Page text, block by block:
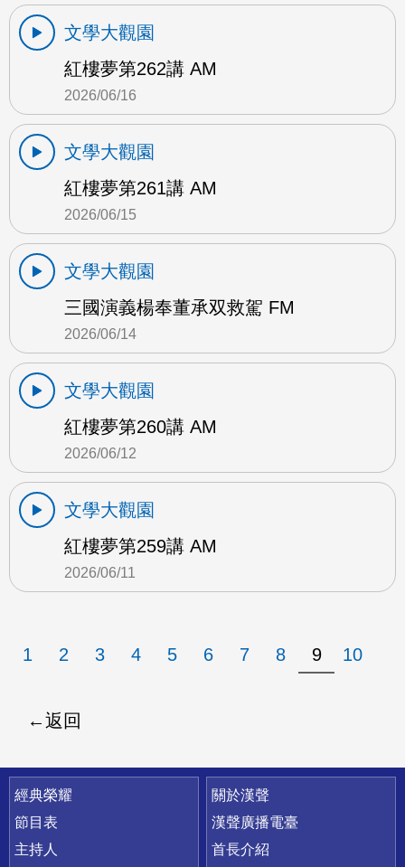
文學大觀園
紅樓夢第262講 AM
2026/06/16
文學大觀園
紅樓夢第261講 AM
2026/06/15
文學大觀園
三國演義楊奉董承双救駕 FM
2026/06/14
文學大觀園
紅樓夢第260講 AM
2026/06/12
文學大觀園
紅樓夢第259講 AM
2026/06/11
1 2 3 4 5 6 7 8 9 10
返回
快速連結
經典榮耀
節目表
主持人
關於漢聲
漢聲廣播電臺
首長介紹